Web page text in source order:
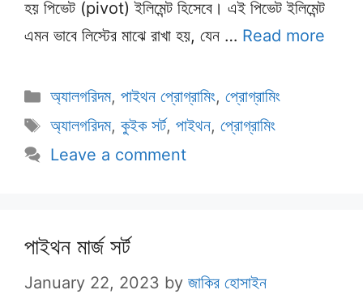
হয় পিভেট (pivot) ইলিমেন্ট হিসেবে। এই পিভেট ইলিমেন্ট
এমন ভাবে লিস্টের মাঝে রাখা হয়, যেন … Read more
Categories
অ্যালগরিদম, পাইথন প্রোগ্রামিং, প্রোগ্রামিং
Tags
অ্যালগরিদম, কুইক সর্ট, পাইথন, প্রোগ্রামিং
Leave a comment
পাইথন মার্জ সর্ট
January 22, 2023 by জাকির হোসাইন